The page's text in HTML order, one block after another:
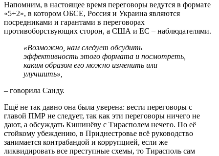
Напомним, в настоящее время переговоры ведутся в формате
«5+2», в котором ОБСЕ, Россия и Украина являются
посредниками и гарантами в переговорах
противоборствующих сторон, а США и ЕС – наблюдателями.
«Возможно, нам следует обсудить
эффективность этого формата и посмотреть,
каким образом его можно изменить или
улучшить»,
– говорила Санду.
Ещё не так давно она была уверена: вести переговоры с
главой ПМР не следует, так как эти переговоры ничего не
дают, а обсуждать Кишинёву с Тирасполем нечего. По её
стойкому убеждению, в Приднестровье всё руководство
занимается контрабандой и коррупцией, если же
ликвидировать все преступные схемы, то Тирасполь сам